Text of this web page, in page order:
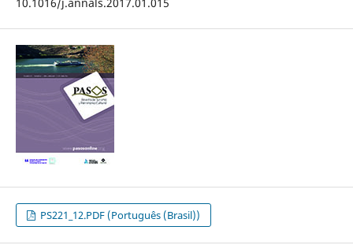
PS221_12.PDF (Português (Brasil))